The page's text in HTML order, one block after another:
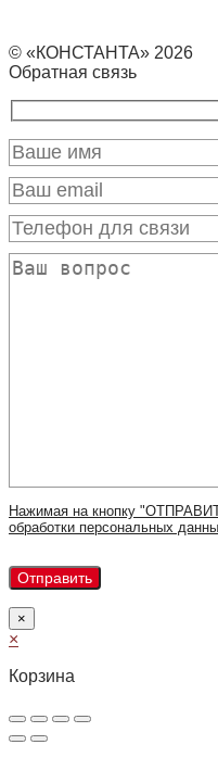
© «КОНСТАНТА» 2026
Обратная связь
Нажимая на кнопку
обработки персональных
×
×
Корзина